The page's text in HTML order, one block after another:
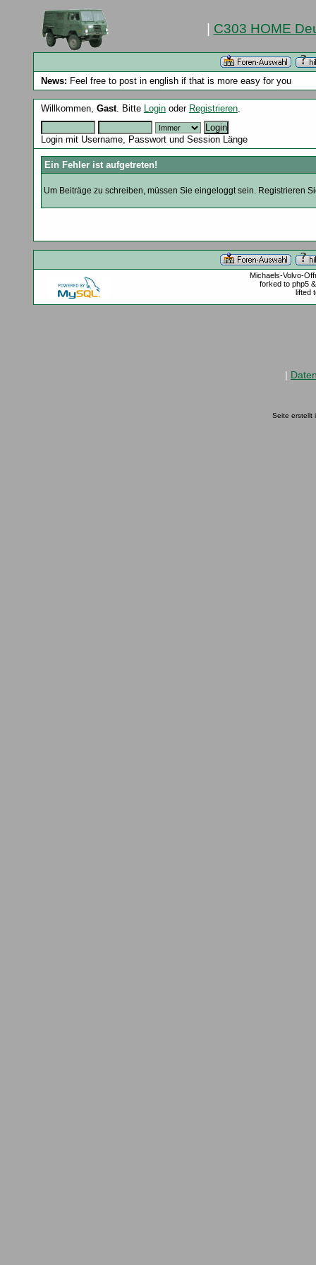
C303 HOME
News: Feel free to post in english if that is more easy for you
Willkommen, Gast. Bitte Loginoder Registrieren.
Login mit Username, Passwort und Session Länge
Ein Fehler ist aufgetreten!
Um Beiträge zu schreiben, müssen Sie eingeloggt sein. Registrieren
Michaels-Volvo-
forked to php5
lifted
|
Seite erstellt